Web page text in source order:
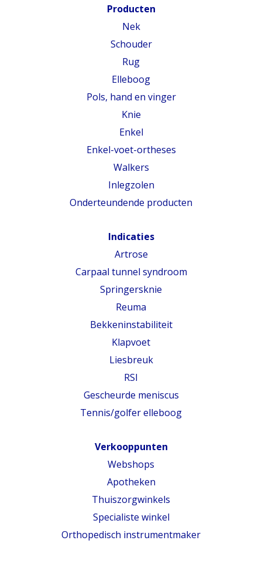
Producten
Nek
Schouder
Rug
Elleboog
Pols, hand en vinger
Knie
Enkel
Enkel-voet-ortheses
Walkers
Inlegzolen
Onderteundende producten
Indicaties
Artrose
Carpaal tunnel syndroom
Springersknie
Reuma
Bekkeninstabiliteit
Klapvoet
Liesbreuk
RSI
Gescheurde meniscus
Tennis/golfer elleboog
Verkooppunten
Webshops
Apotheken
Thuiszorgwinkels
Specialiste winkel
Orthopedisch instrumentmaker